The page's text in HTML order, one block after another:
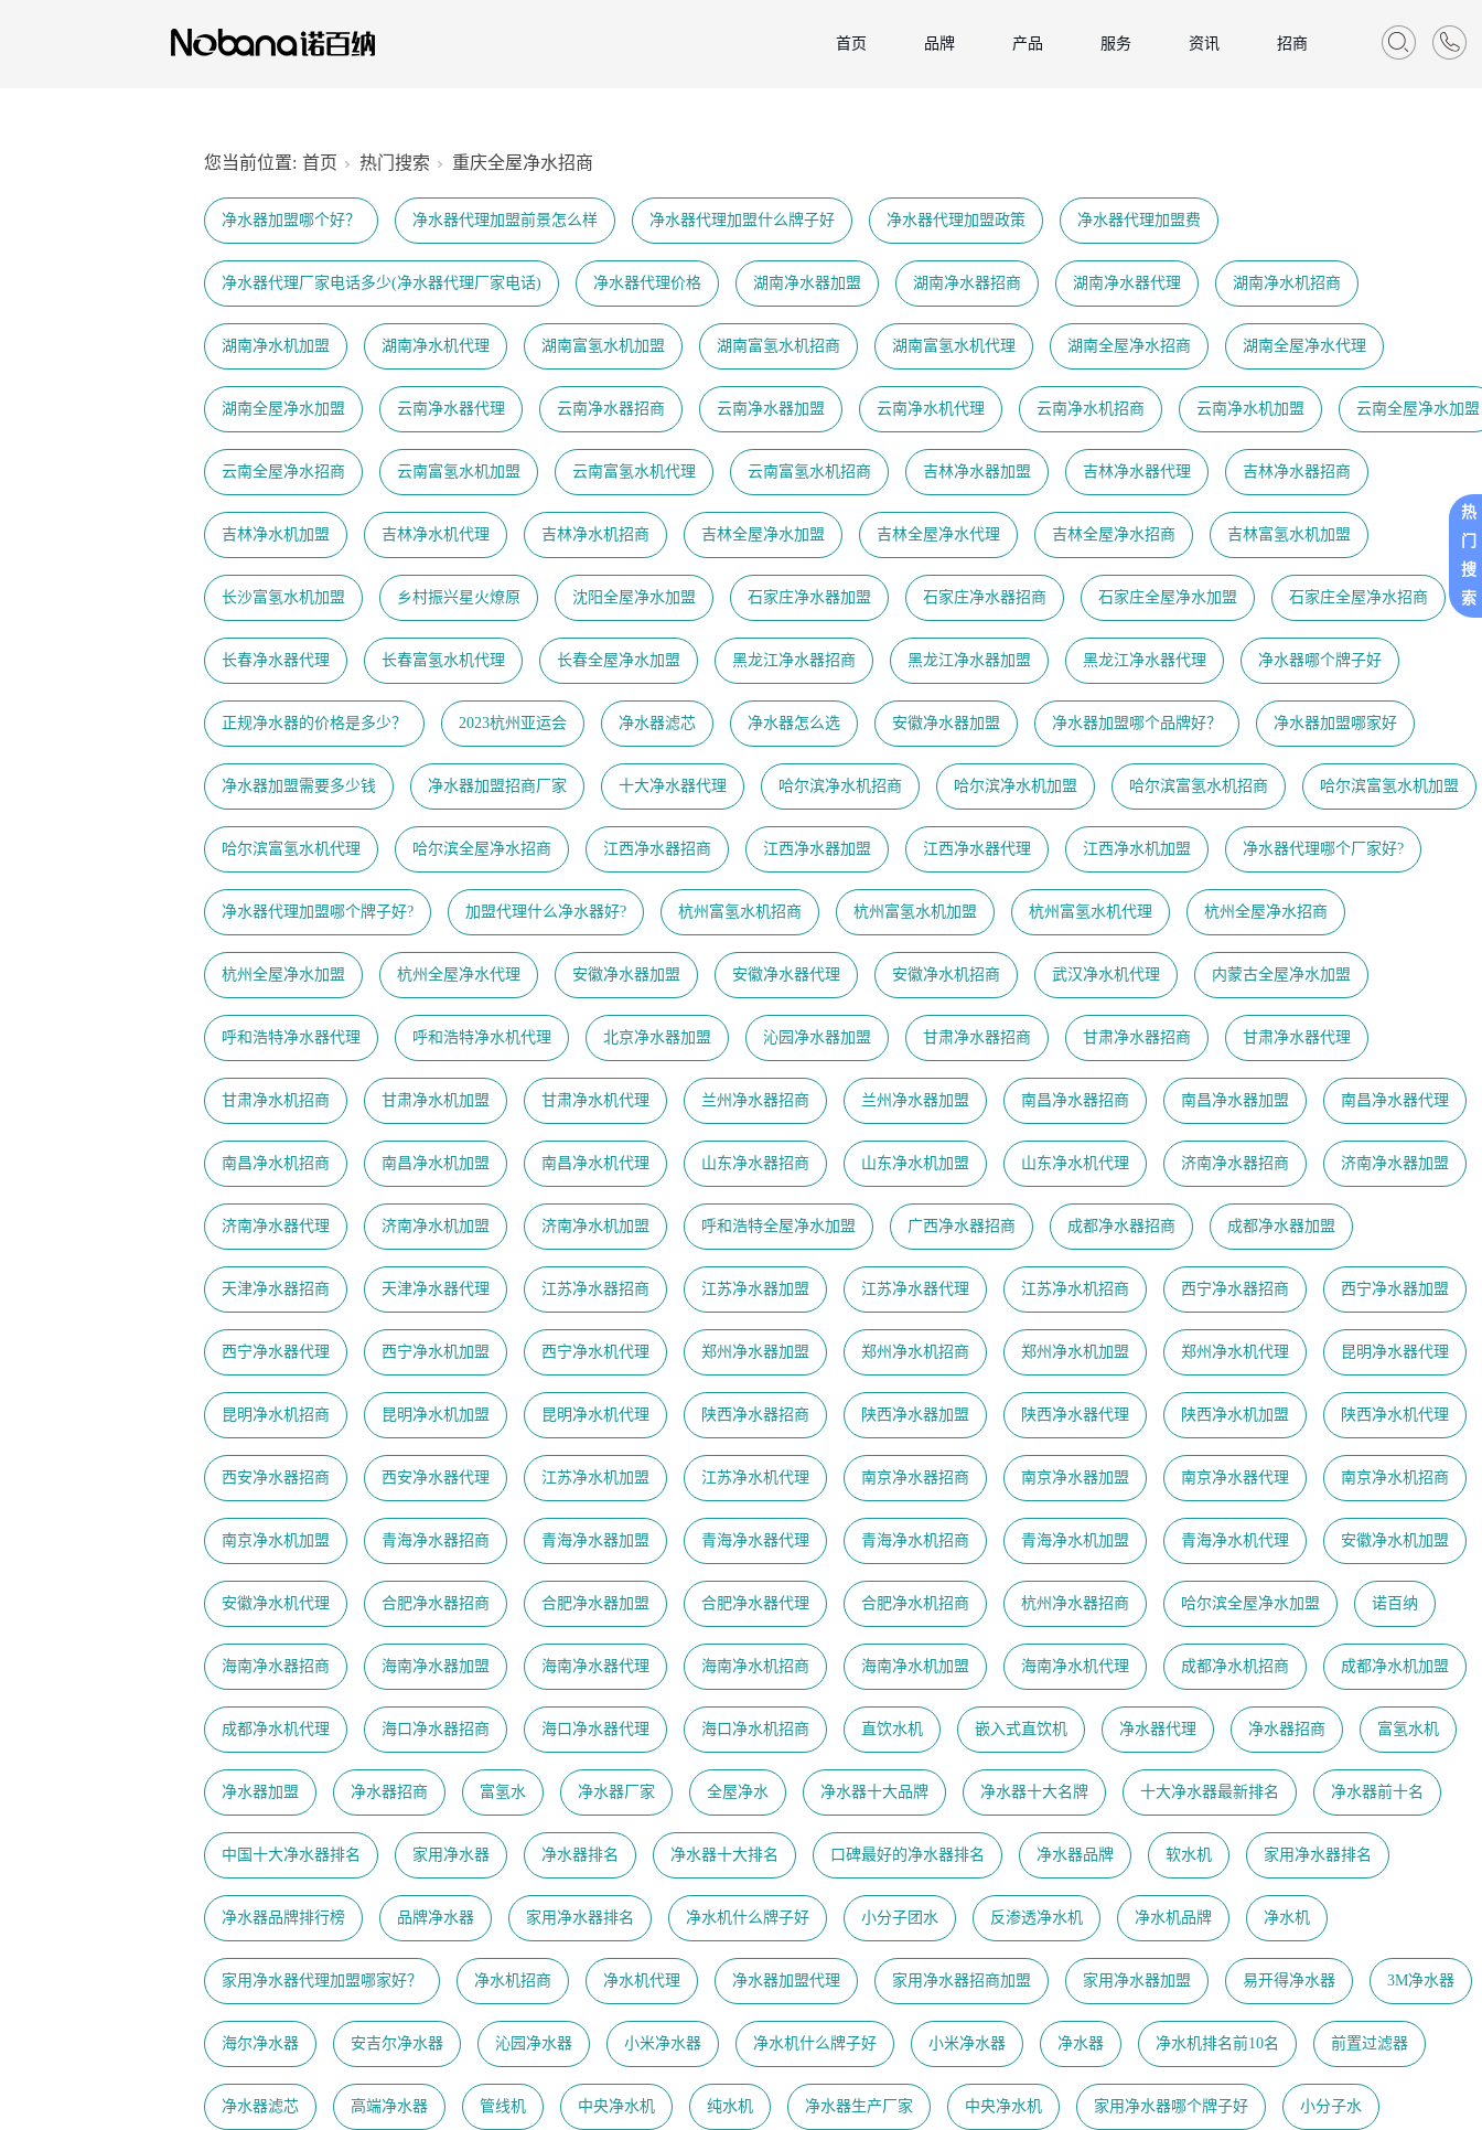
首页 品牌 产品 服务 资讯 招商
您当前位置: 首页 热门搜索 重庆全屋净水招商
净水器加盟哪个好？ 净水器代理加盟前景怎么样 净水器代理加盟什么牌子好 净水器代理加盟政策 净水器代理加盟费
净水器代理厂家电话多少(净水器代理厂家电话) 净水器代理价格 湖南净水器加盟 湖南净水器招商 湖南净水器代理 湖南净水机招商
湖南净水机加盟 湖南净水机代理 湖南富氢水机加盟 湖南富氢水机招商 湖南富氢水机代理 湖南全屋净水招商 湖南全屋净水代理
湖南全屋净水加盟 云南净水器代理 云南净水器招商 云南净水器加盟 云南净水机代理 云南净水机招商 云南净水机加盟 云南全屋净水加盟
云南全屋净水招商 云南富氢水机加盟 云南富氢水机代理 云南富氢水机招商 吉林净水器加盟 吉林净水器代理 吉林净水器招商
吉林净水机加盟 吉林净水机代理 吉林净水机招商 吉林全屋净水加盟 吉林全屋净水代理 吉林全屋净水招商 吉林富氢水机加盟
长沙富氢水机加盟 乡村振兴星火燎原 沈阳全屋净水加盟 石家庄净水器加盟 石家庄净水器招商 石家庄全屋净水加盟 石家庄全屋净水招商
长春净水器代理 长春富氢水机代理 长春全屋净水加盟 黑龙江净水器招商 黑龙江净水器加盟 黑龙江净水器代理 净水器哪个牌子好
正规净水器的价格是多少？ 2023杭州亚运会 净水器滤芯 净水器怎么选 安徽净水器加盟 净水器加盟哪个品牌好？ 净水器加盟哪家好
净水器加盟需要多少钱 净水器加盟招商厂家 十大净水器代理 哈尔滨净水机招商 哈尔滨净水机加盟 哈尔滨富氢水机招商 哈尔滨富氢水机加盟
哈尔滨富氢水机代理 哈尔滨全屋净水招商 江西净水器招商 江西净水器加盟 江西净水器代理 江西净水机加盟 净水器代理哪个厂家好?
净水器代理加盟哪个牌子好? 加盟代理什么净水器好? 杭州富氢水机招商 杭州富氢水机加盟 杭州富氢水机代理 杭州全屋净水招商
杭州全屋净水加盟 杭州全屋净水代理 安徽净水器加盟 安徽净水器代理 安徽净水机招商 武汉净水机代理 内蒙古全屋净水加盟
呼和浩特净水器代理 呼和浩特净水机代理 北京净水器加盟 沁园净水器加盟 甘肃净水器招商 甘肃净水器招商 甘肃净水器代理
甘肃净水机招商 甘肃净水机加盟 甘肃净水机代理 兰州净水器招商 兰州净水器加盟 南昌净水器招商 南昌净水器加盟 南昌净水器代理
南昌净水机招商 南昌净水机加盟 南昌净水机代理 山东净水器招商 山东净水机加盟 山东净水机代理 济南净水器招商 济南净水器加盟
济南净水器代理 济南净水机加盟 济南净水机加盟 呼和浩特全屋净水加盟 广西净水器招商 成都净水器招商 成都净水器加盟
天津净水器招商 天津净水器代理 江苏净水器招商 江苏净水器加盟 江苏净水器代理 江苏净水机招商 西宁净水器招商 西宁净水器加盟
西宁净水器代理 西宁净水机加盟 西宁净水机代理 郑州净水器加盟 郑州净水机招商 郑州净水机加盟 郑州净水机代理 昆明净水器代理
昆明净水机招商 昆明净水机加盟 昆明净水机代理 陕西净水器招商 陕西净水器加盟 陕西净水器代理 陕西净水机加盟 陕西净水机代理
西安净水器招商 西安净水器代理 江苏净水机加盟 江苏净水机代理 南京净水器招商 南京净水器加盟 南京净水器代理 ​南京净水机招商
南京净水机加盟 青海净水器招商 青海净水器加盟 青海净水器代理 青海净水机招商 青海净水机加盟 青海净水机代理 安徽净水机加盟
安徽净水机代理 合肥净水器招商 合肥净水器加盟 合肥净水器代理 合肥净水机招商 杭州净水器招商 哈尔滨全屋净水加盟 诺百纳
海南净水器招商 海南净水器加盟 海南净水器代理 海南净水机招商 海南净水机加盟 海南净水机代理 成都净水机招商 成都净水机加盟
成都净水机代理 海口净水器招商 海口净水器代理 海口净水机招商 直饮水机 嵌入式直饮机 净水器代理 净水器招商 富氢水机
净水器加盟 净水器招商 富氢水 净水器厂家 全屋净水 净水器十大品牌 净水器十大名牌 十大净水器最新排名 净水器前十名
中国十大净水器排名 家用净水器 净水器排名 净水器十大排名 口碑最好的净水器排名 净水器品牌 软水机 家用净水器排名
净水器品牌排行榜 品牌净水器 家用净水器排名 净水机什么牌子好 小分子团水 反渗透净水机 净水机品牌 净水机
家用净水器代理加盟哪家好？ 净水机招商 净水机代理 净水器加盟代理 家用净水器招商加盟 家用净水器加盟 易开得净水器 3M净水器
海尔净水器 安吉尔净水器 沁园净水器 小米净水器 净水机什么牌子好 小米净水器 净水器 净水机排名前10名 前置过滤器
净水器滤芯 高端净水器 管线机 中央净水机 纯水机 净水器生产厂家 中央净水机 家用净水器哪个牌子好 小分子水
热
门
搜
索